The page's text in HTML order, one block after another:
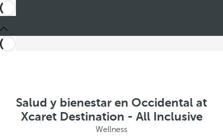
Salud y bienestar en Occidental at
Xcaret Destination - All Inclusive
Wellness